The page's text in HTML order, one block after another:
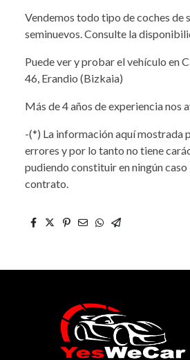
Vendemos todo tipo de coches de
seminuevos. Consulte la
Puede ver y probar el vehículo en
46, Erandio (Bizkaia)
Más de 4 años de experiencia nos
-(*) La información aquí mostrada
errores y por lo tanto no tiene
pudiendo constituir en ningún caso
contrato.